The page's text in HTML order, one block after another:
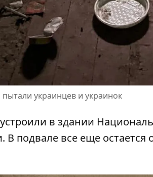
украинцев и украинок
в здании
подвале все еще остается